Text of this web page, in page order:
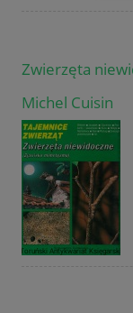
Zwierzęta
Michel Cuisin